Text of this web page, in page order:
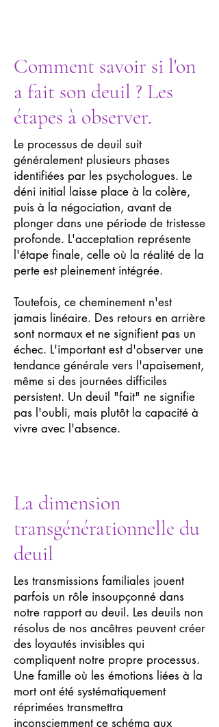
Comment savoir si l'on
a fait son deuil ? Les
étapes à observer.
Le processus de deuil suit
généralement plusieurs phases
identifiées par les psychologues. Le
déni initial laisse place à la colère,
puis à la négociation, avant de
plonger dans une période de tristesse
profonde. L'acceptation représente
l'étape finale, celle où la réalité de la
perte est pleinement intégrée.
Toutefois, ce cheminement n'est
jamais linéaire. Des retours en arrière
sont normaux et ne signifient pas un
échec. L'important est d'observer une
tendance générale vers l'apaisement,
même si des journées difficiles
persistent. Un deuil "fait" ne signifie
pas l'oubli, mais plutôt la capacité à
vivre avec l'absence.
La dimension
transgénérationnelle du
deuil
Les transmissions familiales jouent
parfois un rôle insoupçonné dans
notre rapport au deuil. Les deuils non
résolus de nos ancêtres peuvent créer
des loyautés invisibles qui
compliquent notre propre processus.
Une famille où les émotions liées à la
mort ont été systématiquement
réprimées transmettra
inconsciemment ce schéma aux